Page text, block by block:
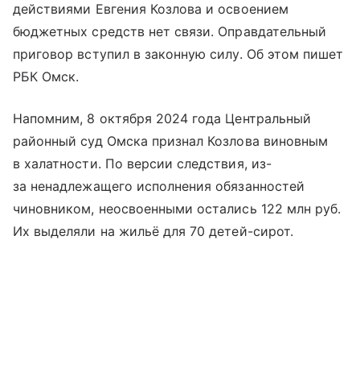
действиями Евгения Козлова и освоением
бюджетных средств нет связи. Оправдательный
приговор вступил в законную силу. Об этом пишет
РБК Омск.
Напомним, 8 октября 2024 года Центральный
районный суд Омска признал Козлова виновным
в халатности. По версии следствия, из-
за ненадлежащего исполнения обязанностей
чиновником, неосвоенными остались 122 млн руб.
Их выделяли на жильё для 70 детей-сирот.